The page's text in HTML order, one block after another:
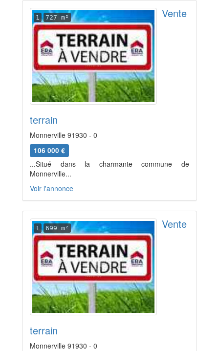
1 727 m² Vente
terrain
Monnerville 91930 - 0
106 000 €
...Situé dans la charmante commune de
Monnerville...
Voir l'annonce
1 699 m² Vente
terrain
Monnerville 91930 - 0